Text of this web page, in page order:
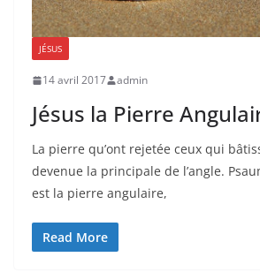
JÉSUS
14 avril 2017 admin
Jésus la Pierre
La pierre qu’ont rejetée ceux qui
devenue la principale de l’angle.
est la pierre angulaire,
Read More